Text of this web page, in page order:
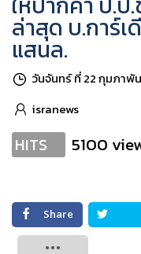
ล่าสุด บ.การ์
แสนล.
วันจันทร์ ที่ 22 กุมภาพั
isranews
HITS 5100
Share